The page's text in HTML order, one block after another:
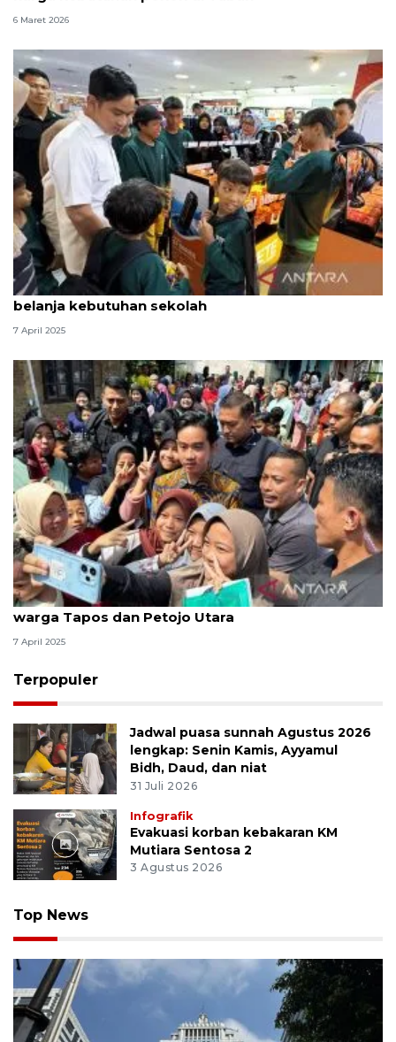
6 Maret 2026
Wapres berbagi di Lebaran, ajak anak yatim
belanja kebutuhan sekolah
7 April 2025
Habiskan momen Lebaran 2025, Wapres temui
warga Tapos dan Petojo Utara
7 April 2025
Terpopuler
Jadwal puasa sunnah Agustus 2026
lengkap: Senin Kamis, Ayyamul
Bidh, Daud, dan niat
31 Juli 2026
Infografik
Evakuasi korban kebakaran KM
Mutiara Sentosa 2
3 Agustus 2026
Top News